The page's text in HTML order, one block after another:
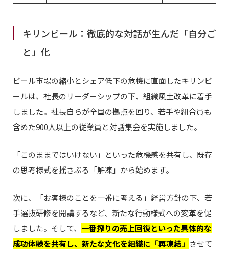
キリンビール：徹底的な対話が生んだ「自分ご
と」化
ビール市場の縮小とシェア低下の危機に直面したキリンビ
ールは、社長のリーダーシップの下、組織風土改革に着手
しました。社長自らが全国の拠点を回り、若手や組合員も
含めた900人以上の従業員と対話集会を実施しました。
「このままではいけない」といった危機感を共有し、既存
の思考様式を揺さぶる「解凍」から始めます。
次に、「お客様のことを一番に考える」経営方針の下、若
手選抜研修を開講するなど、新たな行動様式への変革を促
しました。そして、 一番搾りの売上回復といった具体的な
成功体験を共有し、新たな文化を組織に「再凍結」 させて